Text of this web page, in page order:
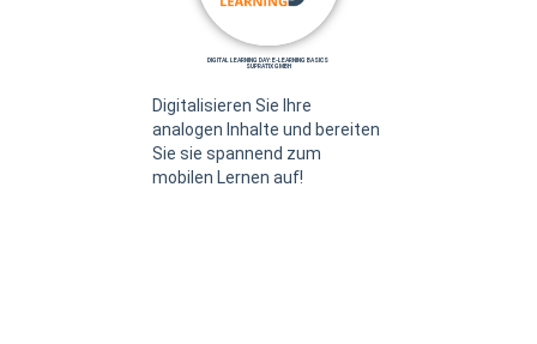
DIGITAL LEARNING DAY: E-LEARNING BASICS
SUPRATIX GMBH
Digitalisieren Sie Ihre
analogen Inhalte und bereiten
Sie sie spannend zum
mobilen Lernen auf!